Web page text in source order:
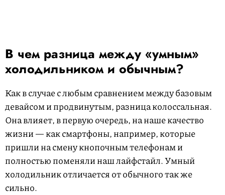
В чем разница между «умным»
холодильником и обычным?
Как в случае с любым сравнением между базовым
девайсом и продвинутым, разница колоссальная.
Она влияет, в первую очередь, на наше качество
жизни — как смартфоны, например, которые
пришли на смену кнопочным телефонам и
полностью поменяли наш лайфстайл. Умный
холодильник отличается от обычного так же
сильно.